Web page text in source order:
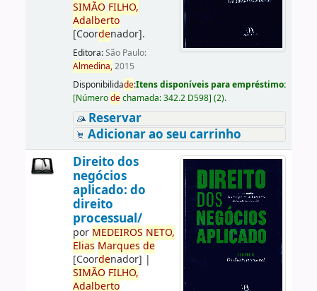
SIMÃO FILHO,
Adalberto
[Coordenador].
Editora:São Paulo:
Almedina,2015
Disponibilidade:Itens disponíveis para empréstimo:
[Númerodechamada:342.2 D598] (2).
Reservar
Adicionar ao seu carrinho
Direito dos
negócios
aplicado: do
direito
processual/
por MEDEIROS NETO,
Elias Marques de
[Coordenador] |
SIMÃO FILHO,
Adalberto